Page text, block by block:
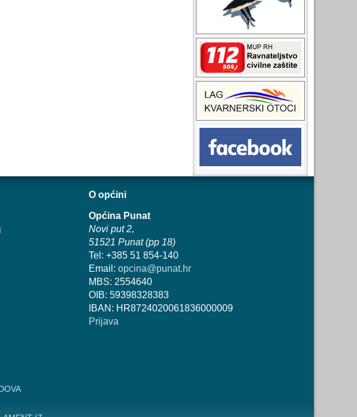
O općini
Općina Punat
Novi put 2,
51521 Punat (pp 18)
Tel: +385 51 854-140
Email:opcina@punat.hr
MBS: 2554640
OIB: 59398328383
IBAN: HR8724020061836000009
Prijava